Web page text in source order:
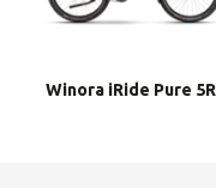
Winora iRide Pure